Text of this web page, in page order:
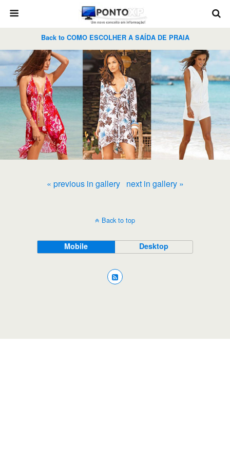
Back to COMO ESCOLHER A SAÍDA DE PRAIA
« previous in gallery next in gallery »
Back to top
Mobile Desktop